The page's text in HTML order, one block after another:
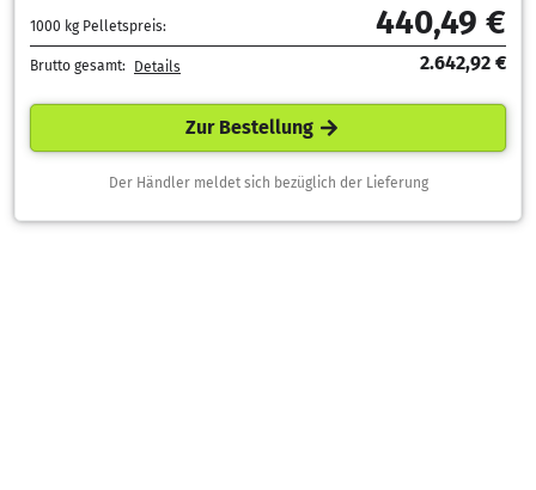
1000 kg Pelletspreis: 440,49 €
Brutto gesamt: Details 2.642,92 €
Zur Bestellung
Der Händler meldet sich bezüglich der Lieferung